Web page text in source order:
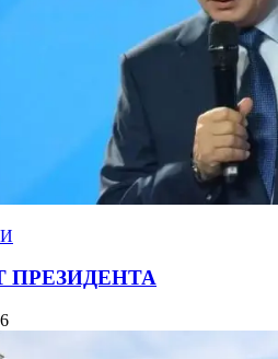
ПРЕЗИДЕНТА